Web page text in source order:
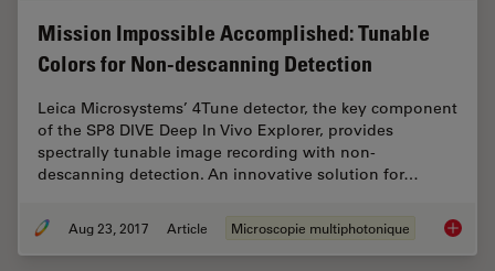
Mission Impossible Accomplished: Tunable
Colors for Non-descanning Detection
Leica Microsystems’ 4Tune detector, the key component
of the SP8 DIVE Deep In Vivo Explorer, provides
spectrally tunable image recording with non-
descanning detection. An innovative solution for…
Aug 23, 2017 Article Microscopie multiphotonique